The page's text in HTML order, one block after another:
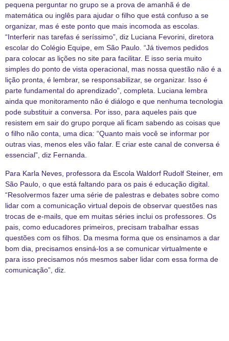
pequena perguntar no grupo se a prova de amanhã é de
matemática ou inglês para ajudar o filho que está confuso a se
organizar, mas é este ponto que mais incomoda as escolas.
“Interferir nas tarefas é seríssimo”, diz Luciana Fevorini, diretora
escolar do Colégio Equipe, em São Paulo. “Já tivemos pedidos
para colocar as lições no site para facilitar. E isso seria muito
simples do ponto de vista operacional, mas nossa questão não é a
lição pronta, é lembrar, se responsabilizar, se organizar. Isso é
parte fundamental do aprendizado”, completa. Luciana lembra
ainda que monitoramento não é diálogo e que nenhuma tecnologia
pode substituir a conversa. Por isso, para aqueles pais que
resistem em sair do grupo porque ali ficam sabendo as coisas que
o filho não conta, uma dica: “Quanto mais você se informar por
outras vias, menos eles vão falar. E criar este canal de conversa é
essencial”, diz Fernanda.
Para Karla Neves, professora da Escola Waldorf Rudolf Steiner, em
São Paulo, o que está faltando para os pais é educação digital.
“Resolvermos fazer uma série de palestras e debates sobre como
lidar com a comunicação virtual depois de observar questões nas
trocas de e-mails, que em muitas séries inclui os professores. Os
pais, como educadores primeiros, precisam trabalhar essas
questões com os filhos. Da mesma forma que os ensinamos a dar
bom dia, precisamos ensiná-los a se comunicar virtualmente e
para isso precisamos nós mesmos saber lidar com essa forma de
comunicação”, diz.